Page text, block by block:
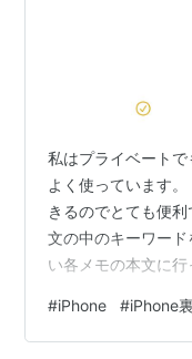
私はプライベート
よく使っています
きるのでとても便
文の中のキーワー
い各メモの本文に
で キーボードの確
ありがとうござい
#iPhone #iPhone